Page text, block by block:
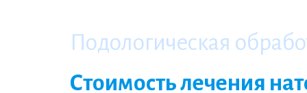
Подологическая
Стоимость лечения